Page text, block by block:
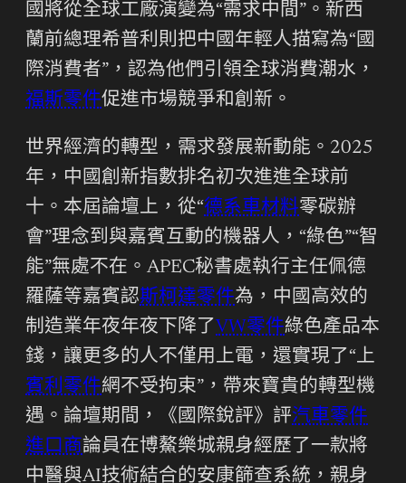
國將從全球工廠演變為“需求中間”。新西
蘭前總理希普利則把中國年輕人描寫為“國
際消費者”，認為他們引領全球消費潮水，
福斯零件促進市場競爭和創新。
世界經濟的轉型，需求發展新動能。2025
年，中國創新指數排名初次進進全球前
十。本屆論壇上，從“德系車材料零碳辦
會”理念到與嘉賓互動的機器人，“綠色”“智
能”無處不在。APEC秘書處執行主任佩德
羅薩等嘉賓認斯柯達零件為，中國高效的
制造業年夜年夜下降了 VW零件綠色產品本
錢，讓更多的人不僅用上電，還實現了“上
賓利零件網不受拘束”，帶來寶貴的轉型機
遇。論壇期間，《國際銳評》評汽車零件
進口商論員在博鰲樂城親身經歷了一款將
中醫與AI技術結合的安康篩查系統，親身